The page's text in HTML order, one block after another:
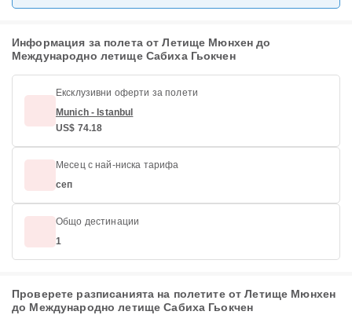
Информация за полета от Летище Мюнхен до
Международно летище Сабиха Гьокчен
Ексклузивни оферти за полети
Munich - Istanbul
US$ 74.18
Месец с най-ниска тарифа
сеп
Общо дестинации
1
Проверете разписанията на полетите от Летище Мюнхен
до Международно летище Сабиха Гьокчен